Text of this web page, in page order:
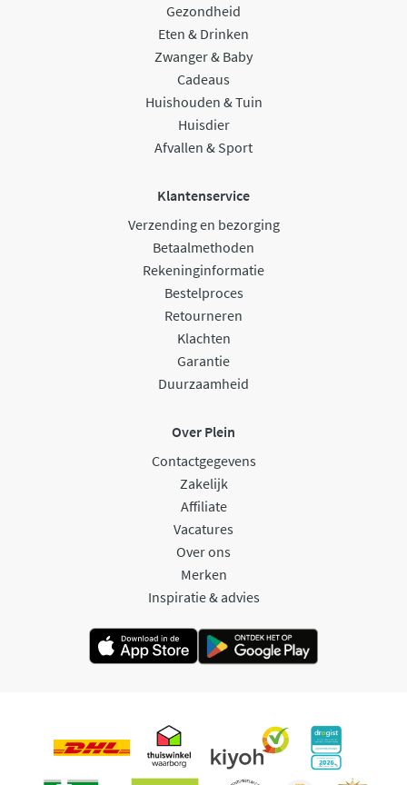
Gezondheid
Eten & Drinken
Zwanger & Baby
Cadeaus
Huishouden & Tuin
Huisdier
Afvallen & Sport
Klantenservice
Verzending en bezorging
Betaalmethoden
Rekeninginformatie
Bestelproces
Retourneren
Klachten
Garantie
Duurzaamheid
Over Plein
Contactgegevens
Zakelijk
Affiliate
Vacatures
Over ons
Merken
Inspiratie & advies